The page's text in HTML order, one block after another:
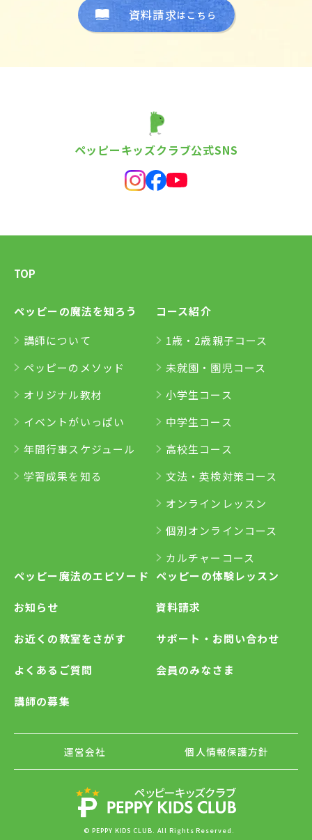
資料請求はこちら
ペッピーキッズクラブ公式SNS
TOP
ペッピーの魔法を知ろう
講師について
ペッピーのメソッド
オリジナル教材
イベントがいっぱい
年間行事スケジュール
学習成果を知る
コース紹介
1歳・2歳親子コース
未就園・園児コース
小学生コース
中学生コース
高校生コース
文法・英検対策コース
オンラインレッスン
個別オンラインコース
カルチャーコース
ペッピー魔法のエピソード
お知らせ
お近くの教室をさがす
よくあるご質問
講師の募集
ペッピーの体験レッスン
資料請求
サポート・お問い合わせ
会員のみなさま
運営会社 個人情報保護方針
© PEPPY KIDS CLUB. All Rights Reserved.